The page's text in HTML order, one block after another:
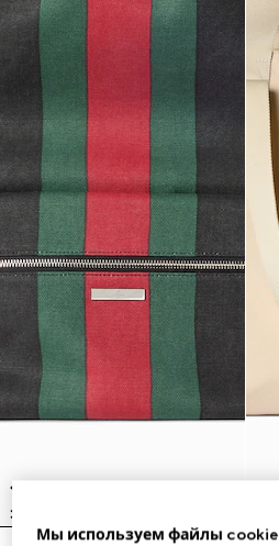
Мы используем файлы cookie